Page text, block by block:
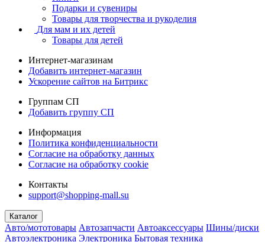
Подарки и сувениры
Товары для творчества и рукоделия
Для мам и их детей
Товары для детей
Интернет-магазинам
Добавить интернет-магазин
Ускорение сайтов на Битрикс
Группам СП
Добавить группу СП
Информация
Политика конфиденциальности
Согласие на обработку данных
Согласие на обработку cookie
Контакты
support@shopping-mall.su
Каталог
Авто/мототовары Автозапчасти Автоаксессуары Шины/диски
Автоэлектроника Электроника Бытовая техника